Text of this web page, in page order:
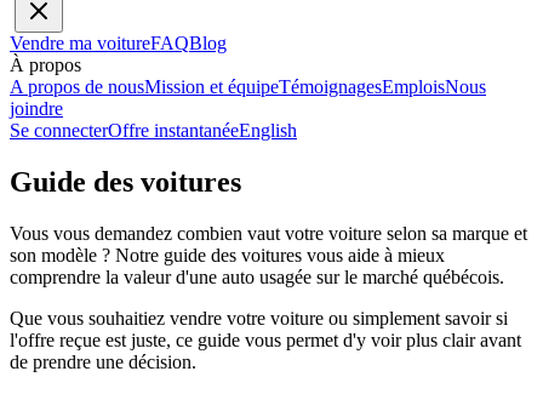
Vendre ma voitureFAQBlog
À propos
A propos de nousMission et équipeTémoignagesEmploisNous
joindre
Se connecterOffre instantanéeEnglish
Guide des voitures
Vous vous demandez combien vaut votre voiture selon sa marque et
son modèle ? Notre guide des voitures vous aide à mieux
comprendre la valeur d'une auto usagée sur le marché québécois.
Que vous souhaitiez vendre votre voiture ou simplement savoir si
l'offre reçue est juste, ce guide vous permet d'y voir plus clair avant
de prendre une décision.